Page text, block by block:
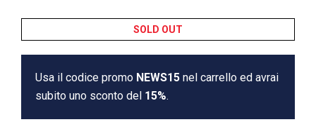
SOLD OUT
Usa il codice promo NEWS15 nel carrello ed avrai
subito uno sconto del 15%.